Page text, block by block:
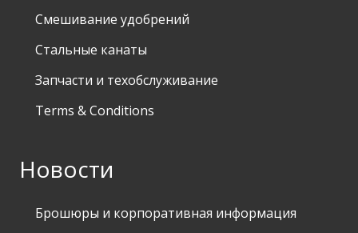
Смешивание удобрений
Стальные канаты
Запчасти и техобслуживание
Terms & Conditions
Новости
Брошюры и корпоративная информация